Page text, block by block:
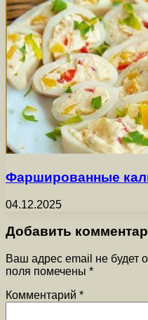
Фаршированные
04.12.2025
Добавить
Ваш адрес email не будет
поля помечены *
Комментарий *